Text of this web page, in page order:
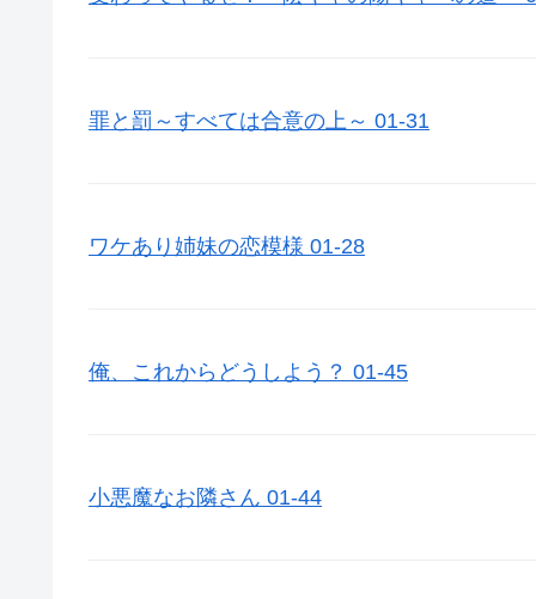
罪と罰～すべては合意の上～ 01-31
ワケあり姉妹の恋模様 01-28
俺、これからどうしよう？ 01-45
小悪魔なお隣さん 01-44